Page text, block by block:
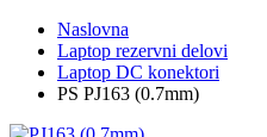
Naslovna
Laptop rezervni delovi
Laptop DC konektori
PS PJ163 (0.7mm)